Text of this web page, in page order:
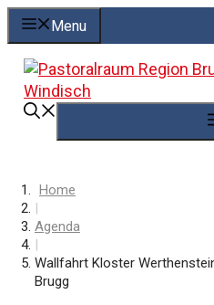
Springe
zum
Inhalt
Menu
Home
|
Agenda
|
Wallfahrt Kloster
Brugg